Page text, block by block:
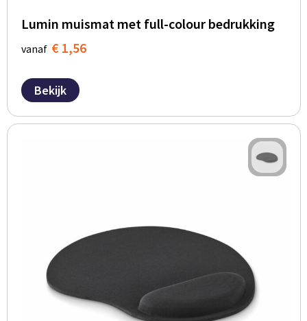
Lumin muismat met full-colour bedrukking
vanaf € 1,56
Bekijk